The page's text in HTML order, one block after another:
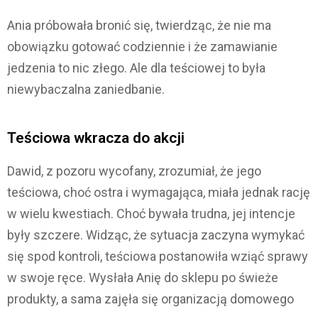
Ania próbowała bronić się, twierdząc, że nie ma
obowiązku gotować codziennie i że zamawianie
jedzenia to nic złego. Ale dla teściowej to była
niewybaczalna zaniedbanie.
Teściowa wkracza do akcji
Dawid, z pozoru wycofany, zrozumiał, że jego
teściowa, choć ostra i wymagająca, miała jednak rację
w wielu kwestiach. Choć bywała trudna, jej intencje
były szczere. Widząc, że sytuacja zaczyna wymykać
się spod kontroli, teściowa postanowiła wziąć sprawy
w swoje ręce. Wysłała Anię do sklepu po świeże
produkty, a sama zajęła się organizacją domowego